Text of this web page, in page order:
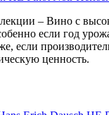
– Вино с
если год
если
ценность.